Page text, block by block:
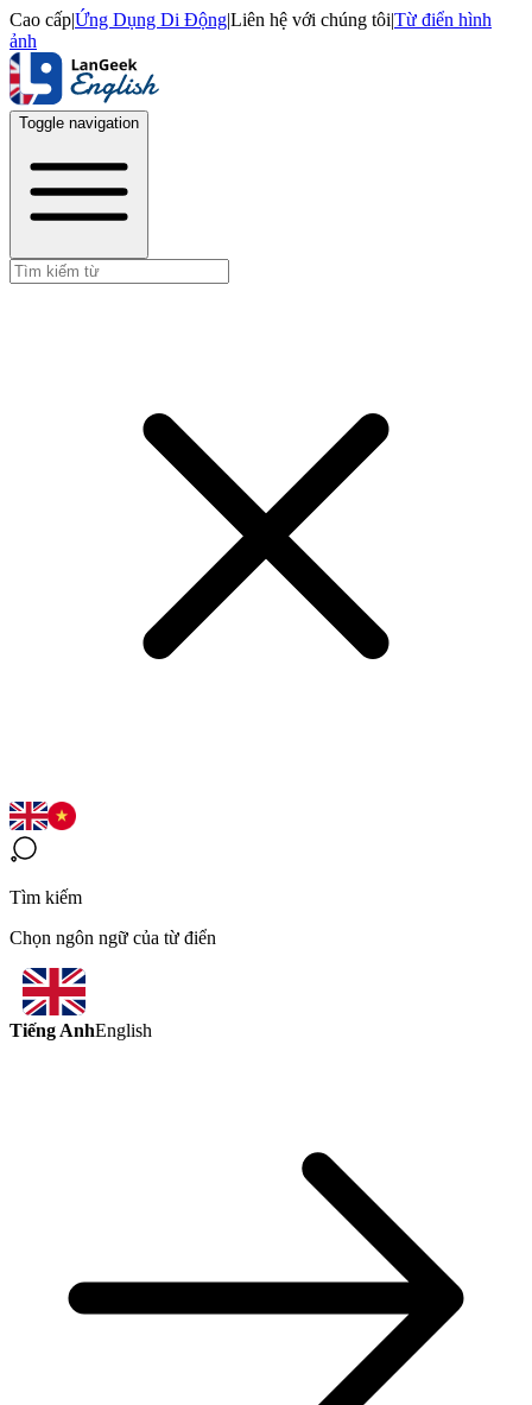
Cao cấp|Ứng Dụng Di Động|Liên hệ với chúng tôi|Từ điển hình
ảnh
Toggle navigation
Tìm kiếm
Chọn ngôn ngữ của từ điển
Tiếng AnhEnglish